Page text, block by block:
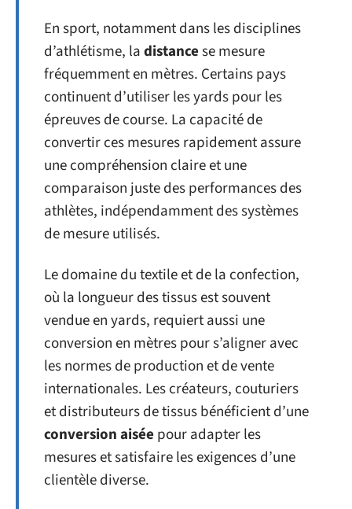
En sport, notamment dans les disciplines
d’athlétisme, ladistancese mesure
fréquemment en mètres. Certains pays
continuent d’utiliser les yards pour les
épreuves de course. La capacité de
convertir ces mesures rapidement assure
une compréhension claire et une
comparaison juste des performances des
athlètes, indépendamment des systèmes
de mesure utilisés.
Le domaine du textile et de la confection,
où la longueur des tissus est souvent
vendue en yards, requiert aussi une
conversion en mètres pour s’aligner avec
les normes de production et de vente
internationales. Les créateurs, couturiers
et distributeurs de tissus bénéficient d’une
conversion aisée pour adapter les
mesures et satisfaire les exigences d’une
clientèle diverse.